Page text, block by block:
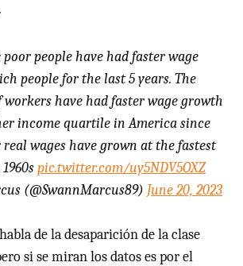
.
people have had faster wage
people for the last 5 years. The
workers have had faster wage growth
income quartile in America since
wages have grown at the fastest
pic.twitter.com/uy5NDV5OXZ
(@SwannMarcus89) June 20, 2023
de la desaparición de la clase
si se miran los datos es por el